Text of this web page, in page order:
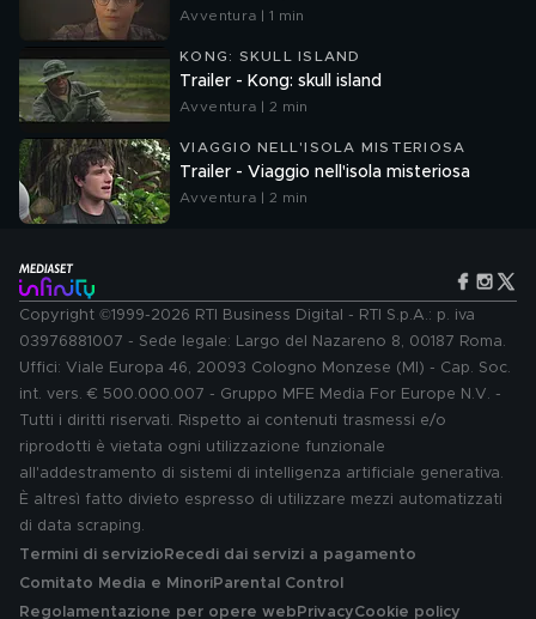
Avventura | 1 min
KONG: SKULL ISLAND
Trailer - Kong: skull island
Avventura | 2 min
VIAGGIO NELL'ISOLA MISTERIOSA
Trailer - Viaggio nell'isola misteriosa
Avventura | 2 min
Copyright ©1999-2026 RTI Business Digital - RTI S.p.A.: p. iva
03976881007 - Sede legale: Largo del Nazareno 8, 00187 Roma.
Uffici: Viale Europa 46, 20093 Cologno Monzese (MI) - Cap. Soc.
int. vers. € 500.000.007 - Gruppo MFE Media For Europe N.V. -
Tutti i diritti riservati. Rispetto ai contenuti trasmessi e/o
riprodotti è vietata ogni utilizzazione funzionale
all'addestramento di sistemi di intelligenza artificiale generativa.
È altresì fatto divieto espresso di utilizzare mezzi automatizzati
di data scraping.
Termini di servizio Recedi dai servizi a pagamento
Comitato Media e MinoriParental Control
Regolamentazione per opere web PrivacyCookie policy